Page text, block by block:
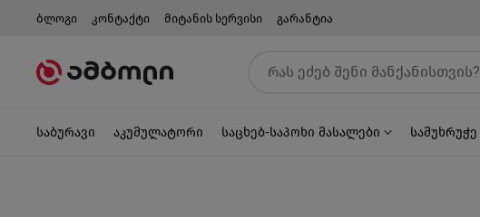
ბლოგი კონტაქტი მიტანის სერვისი გარანტია
საბურავი აკუმულატორი საცხებ-საპოხი მასალები